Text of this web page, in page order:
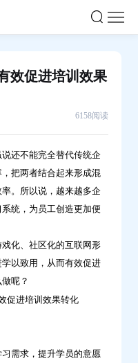
效促进培训效果
6158阅读
还不能完全替代传统企
把两者结合起来形成混
。所以说，越来越多企
统，为员工创造更加便
化、社区化的互联网形
以致用，从而有效促进
呢？
需求，提升学员的意愿